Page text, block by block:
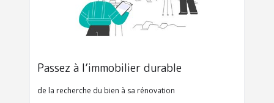
Passez à l’immobilier durable
de la recherche du bien à sa rénovation